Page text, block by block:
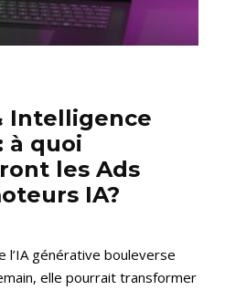
Intelligence
à quoi
les Ads
IA?
l’IA générative bouleverse
elle pourrait transformer